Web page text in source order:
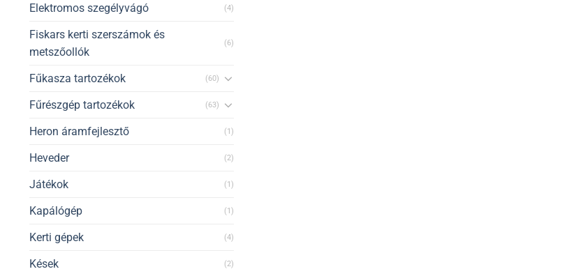
Elektromos szegélyvágó (4)
Fiskars kerti szerszámok és
metszőollók
(6)
Fűkasza tartozékok (60)
Fűrészgép tartozékok (63)
Heron áramfejlesztő (1)
Heveder (2)
Játékok (1)
Kapálógép (1)
Kerti gépek (4)
Kések (2)